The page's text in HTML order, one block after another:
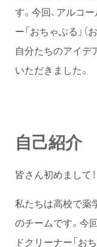
す。今回、アルコ
ー「おちゃぶる」
自分たちのアイデ
いただきました。
自己紹介
皆さん初めまして！
私たちは高校で薬
のチームです。今
ドクリーナー「お